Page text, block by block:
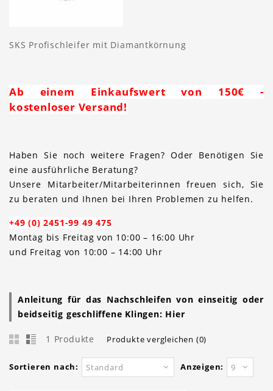
SKS Profischleifer mit Diamantkörnung
Ab einem Einkaufswert von 150€ -
kostenloser Versand!
Haben Sie noch weitere Fragen? Oder Benötigen Sie
eine ausführliche Beratung?
Unsere Mitarbeiter/Mitarbeiterinnen freuen sich, Sie
zu beraten und Ihnen bei Ihren Problemen zu helfen.
+49 (0) 2451-99 49 475
Montag bis Freitag von 10:00 – 16:00 Uhr
und Freitag von 10:00 – 14:00 Uhr
Anleitung für das Nachschleifen von einseitig oder
beidseitig geschliffene Klingen: Hier
1 Produkte Produkte vergleichen (0)
Sortieren nach: Standard Anzeigen: 9